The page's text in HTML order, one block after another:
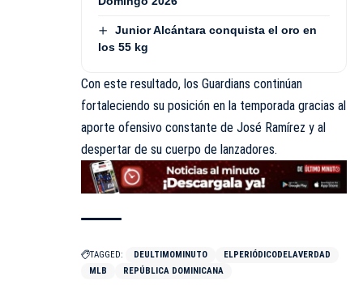
Junior Alcántara conquista el oro en
los 55 kg
Con este resultado, los Guardians continúan
fortaleciendo su posición en la temporada gracias al
aporte ofensivo constante de José Ramírez y al
despertar de su cuerpo de lanzadores.
TAGGED: DEULTIMOMINUTO
ELPERIÓDICODELAVERDAD
MLB
REPÚBLICA DOMINICANA